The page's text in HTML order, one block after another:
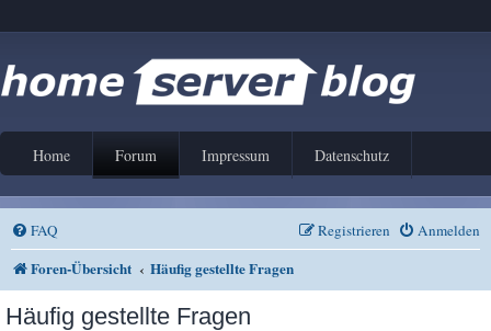
Home Forum Impressum Datenschutz
FAQ Anmelden
Registrieren
Foren-Übersicht Häufig gestellte Fragen
Häufig gestellte Fragen